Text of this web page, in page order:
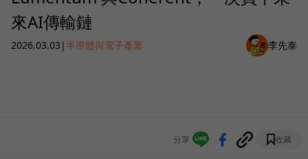
來AI傳輸鏈
2026.03.03 |半導體與電子產業 李先泰
分享 收藏